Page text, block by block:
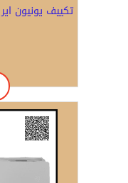
تكييف يونيون اير 3 حصان بارد ساخن انفرتر ارتفاى